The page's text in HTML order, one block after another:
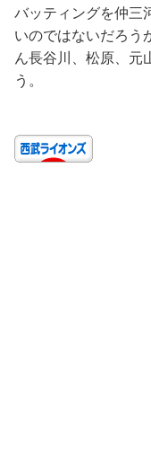
バッティングを仲三
いのではないだろう
ん長谷川、松原、元
う。